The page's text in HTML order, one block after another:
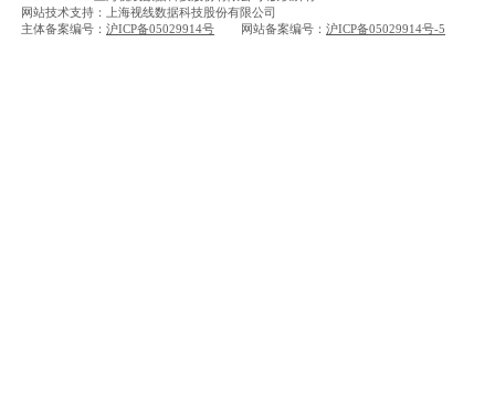
网站技术支持：上海视线数据科技股份有限公司
主体备案编号： 沪ICP备05029914号 网站备案编号： 沪ICP备05029914号-5